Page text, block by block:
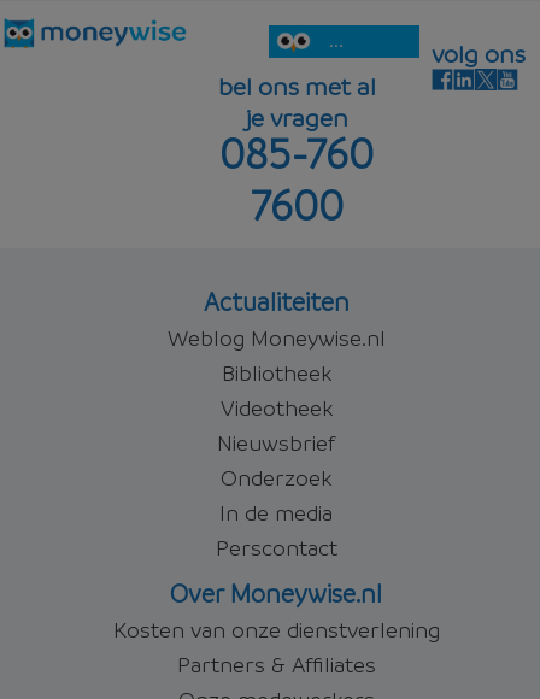
...
bel ons met al
je vragen
085-760
7600
volg ons
Actualiteiten
Weblog Moneywise.nl
Bibliotheek
Videotheek
Nieuwsbrief
Onderzoek
In de media
Perscontact
Over Moneywise.nl
Kosten van onze dienstverlening
Partners & Affiliates